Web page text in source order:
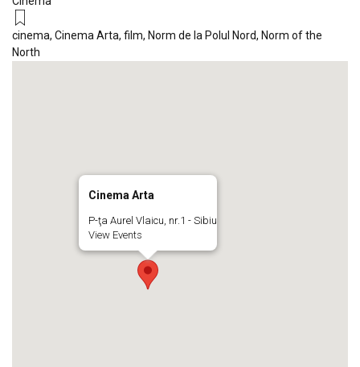
cinema, Cinema Arta, film, Norm de la Polul Nord, Norm of the
North
Cinema Arta
P-ţa Aurel Vlaicu, nr.1 - Sibiu
View Events